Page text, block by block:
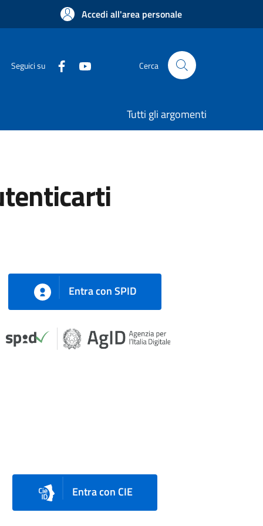
Accedi all'area personale
Seguici su Cerca
Tutti gli argomenti
Entra con SPID
Entra con CIE